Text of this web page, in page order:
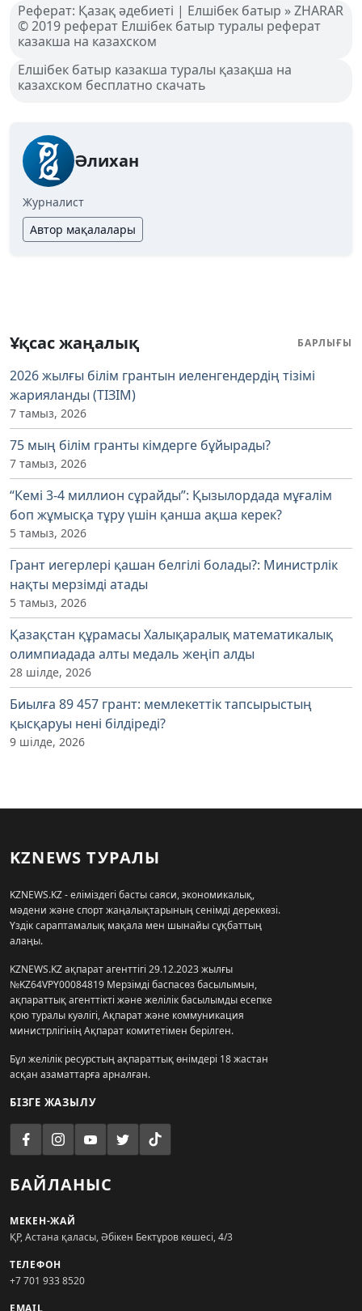
Реферат: Қазақ әдебиеті | Елшібек батыр » ZHARAR
© 2019 реферат Елшібек батыр туралы реферат
казакша на казахском
Елшібек батыр казакша туралы қазақша на
казахском бесплатно скачать
Әлихан
Журналист
Автор мақалалары
Ұқсас жаңалық БАРЛЫҒЫ
2026 жылғы білім грантын иеленгендердің тізімі
жарияланды (ТІЗІМ)
7 тамыз, 2026
75 мың білім гранты кімдерге бұйырады?
7 тамыз, 2026
“Кемі 3-4 миллион сұрайды”: Қызылордада мұғалім
боп жұмысқа тұру үшін қанша ақша керек?
5 тамыз, 2026
Грант иегерлері қашан белгілі болады?: Министрлік
нақты мерзімді атады
5 тамыз, 2026
Қазақстан құрамасы Халықаралық математикалық
олимпиадада алты медаль жеңіп алды
28 шілде, 2026
Биылға 89 457 грант: мемлекеттік тапсырыстың
қысқаруы нені білдіреді?
9 шілде, 2026
KZNEWS ТУРАЛЫ
KZNEWS.KZ - еліміздегі басты саяси, экономикалық,
мәдени және спорт жаңалықтарының сенімді дереккөзі.
Үздік сараптамалық мақала мен шынайы сұқбаттың
алаңы.
KZNEWS.KZ ақпарат агенттігі 29.12.2023 жылғы
№KZ64VPY00084819 Мерзімді баспасөз басылымын,
ақпараттық агенттікті және желілік басылымды есепке
қою туралы куәлігі, Ақпарат және коммуникация
министрлігінің Ақпарат комитетімен берілген.
Бұл желілік ресурстың ақпараттық өнімдері 18 жастан
асқан азаматтарға арналған.
БІЗГЕ ЖАЗЫЛУ
БАЙЛАНЫС
МЕКЕН-ЖАЙ
ҚР, Астана қаласы, Әбікен Бектұров көшесі, 4/3
ТЕЛЕФОН
+7 701 933 8520
EMAIL